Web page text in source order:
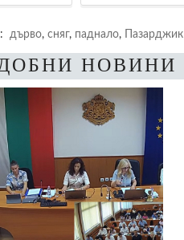
дърво, сняг, паднало, Пазарджик
НОВИНИ